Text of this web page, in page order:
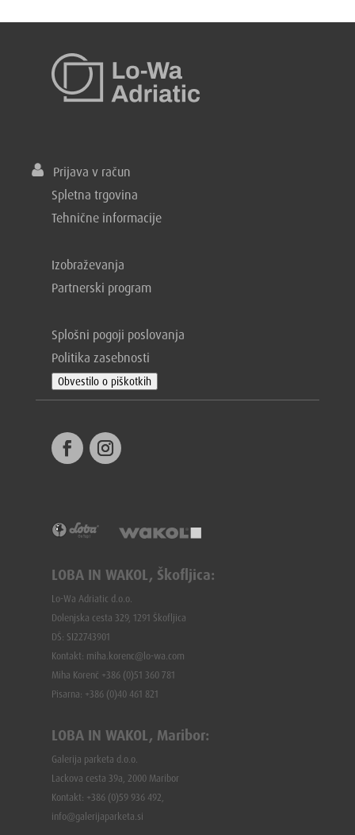
Prijava v račun
Spletna trgovina
Tehnične informacije
Izobraževanja
Partnerski program
Splošni pogoji poslovanja
Politika zasebnosti
Obvestilo o piškotkih
LOBA IN WAKOL, Škofljica:
Lo-Wa Adriatic d.o.o.
Dolenjska cesta 329, 1291 Škofljica
DŠ: SI22743901
Kontakt: miha.korenc@lo-wa.com
Miha Korenč +386 (0)51 360 781
Pisarna: +386 (0)40 461 821
LOBA IN WAKOL, Maribor:
Galerija parketa d.o.o.
Lackova cesta 39a, 2000 Maribor
Kontakt: +386 (0)59 936 492,
info@galerijaparketa.si